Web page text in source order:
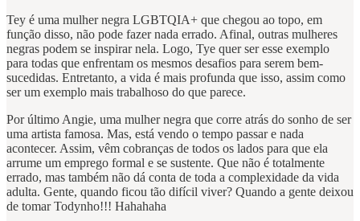
Tey é uma mulher negra LGBTQIA+ que chegou ao topo, em
função disso, não pode fazer nada errado. Afinal, outras mulheres
negras podem se inspirar nela. Logo, Tye quer ser esse exemplo
para todas que enfrentam os mesmos desafios para serem bem-
sucedidas. Entretanto, a vida é mais profunda que isso, assim como
ser um exemplo mais trabalhoso do que parece.
Por último Angie, uma mulher negra que corre atrás do sonho de ser
uma artista famosa. Mas, está vendo o tempo passar e nada
acontecer. Assim, vêm cobranças de todos os lados para que ela
arrume um emprego formal e se sustente. Que não é totalmente
errado, mas também não dá conta de toda a complexidade da vida
adulta. Gente, quando ficou tão difícil viver? Quando a gente deixou
de tomar Todynho!!! Hahahaha